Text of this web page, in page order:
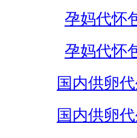
孕妈代怀
孕妈代怀
国内供卵
国内供卵